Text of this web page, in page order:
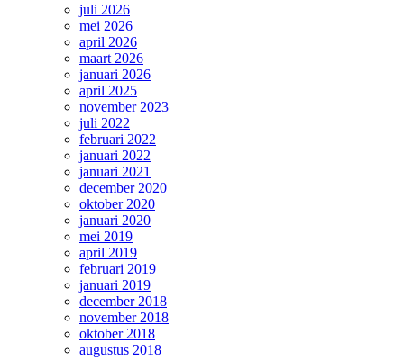
juli 2026
mei 2026
april 2026
maart 2026
januari 2026
april 2025
november 2023
juli 2022
februari 2022
januari 2022
januari 2021
december 2020
oktober 2020
januari 2020
mei 2019
april 2019
februari 2019
januari 2019
december 2018
november 2018
oktober 2018
augustus 2018